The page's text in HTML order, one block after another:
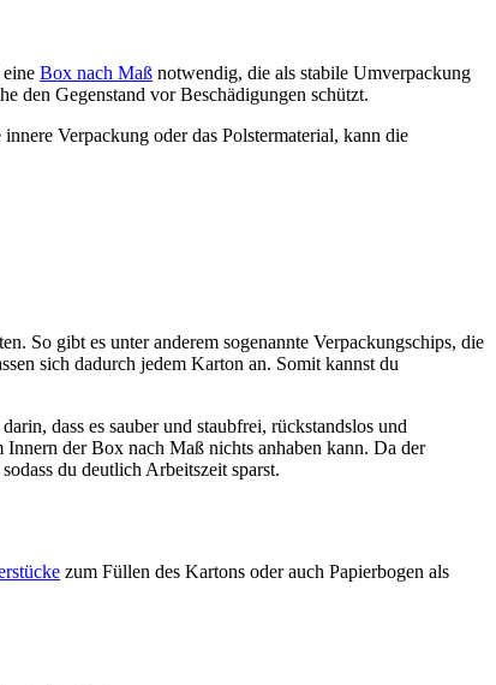
Box nach Maß notwendig, die als stabile Umverpackung
den Gegenstand vor Beschädigungen schützt.
Verpackung oder das Polstermaterial, kann die
So gibt es unter anderem sogenannte Verpackungschips, die
sich dadurch jedem Karton an. Somit kannst du
dass es sauber und staubfrei, rückstandslos und
Innern der Box nach Maß nichts anhaben kann. Da der
du deutlich Arbeitszeit sparst.
zum Füllen des Kartons oder auch Papierbogen als